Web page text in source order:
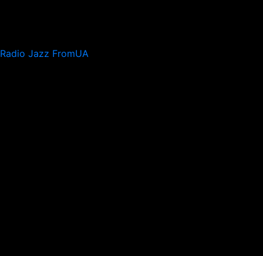
Radio Jazz FromUA